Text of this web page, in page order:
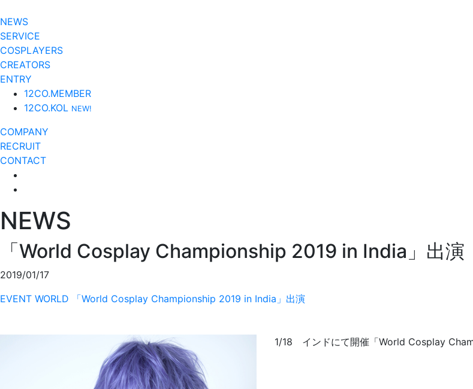
NEWS
SERVICE
COSPLAYERS
CREATORS
ENTRY
12CO.MEMBER
12CO.KOL NEW!
COMPANY
RECRUIT
CONTACT
NEWS
「World Cosplay Championship 2019 in India」出演
2019/01/17
EVENT WORLD 「World Cosplay Championship 2019 in India」出演
1/18 インドにて開催「World Cosplay